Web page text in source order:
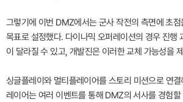
그렇기에 이번 DMZ에서는 군사 작전의 측면에 초
목표로 설정했다. 다이나믹 오퍼레이션의 경우 진행
이 달라질 수 있고, 개발진은 이러한 교체 가능성을
싱글플레이와 멀티플레이어를 스토리 미션으로 연
레이어는 여러 이벤트를 통해 DMZ의 서사를 경험